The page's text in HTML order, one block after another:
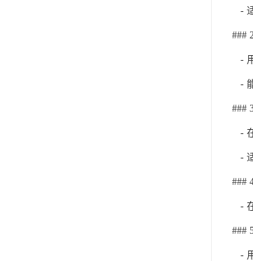
-
###
-
-
###
-
-
###
-
###
-